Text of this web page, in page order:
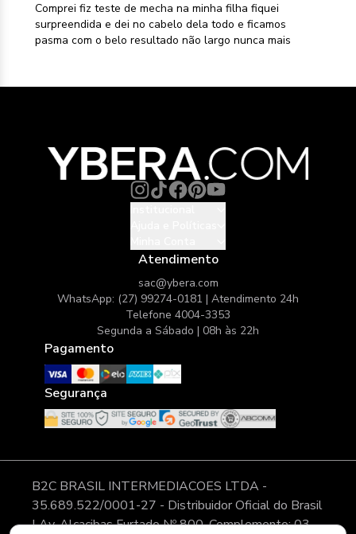
Comprei fiz teste de mecha na minha filha fiquei
surpreendida e dei no cabelo dela todo e ficamos
pasma com o belo resultado não largo nunca mais
Atendimento
sac@ybera.com
WhatsApp: (27) 99274-0181 | Atendimento 24h
Telefone 4004-3353
Segunda a Sábado | 08h às 22h
Pagamento
Segurança
B2C BRASIL INTERMEDIACOES LTDA -
35.689.522/0001-27 - Distribuidor Oficial do Brasil
| Av. Alcacibas Furtado Nº 800, Complemento: 03,